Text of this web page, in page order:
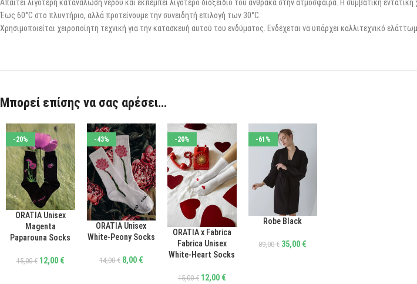
Απαιτεί λιγότερη κατανάλωση νερού και εκπέμπει λιγότερο διοξείδιο του άνθρακα στην ατμόσφαιρα. Η συμβατική
Έως 60°C στο πλυντήριο, αλλά προτείνουμε την συνειδητή επιλογή των 30°C.
Χρησιμοποιείται χειροποίητη τεχνική για την κατασκευή αυτού του ενδύματος. Ενδέχεται να υπάρχει καλλιτεχνικό
Μπορεί επίσης να σας αρέσει…
-20%
ΕΠΙΛΟΓΉ
ORATIA Unisex
Magenta
Paparouna Socks
15,00€ 12,00 €
-43%
ΕΠΙΛΟΓΉ
ORATIA Unisex
White-Peony Socks
14,00€ 8,00 €
-20%
ΕΠΙΛΟΓΉ
ORATIA x Fabrica
Fabrica Unisex
White-Heart Socks
15,00€ 12,00 €
-61%
ΕΠΙΛΟΓΉRobe Black
89,00€ 35,00 €